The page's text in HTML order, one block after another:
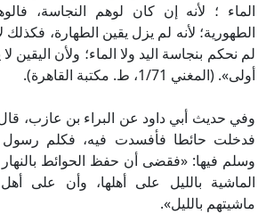
الماء ؛ لأنه إن كان لوهم النجاسة،
الطهورية؛ لأنه لم يزل يقين الطهارة، فكذلك
لم نحكم بنجاسة اليد ولا الماء؛ ولأن اليقين
أولى». (المغني 1/71، ط. مكتبة القاهرة).
وفي حديث أبي داود عن البراء بن عازب،
فدخلت حائطا فأفسدت فيه، فكلم رسول
وسلم فيها: «فقضى أن حفظ الحوائط
الماشية بالليل على أهلها، وأن على
ماشيتهم بالليل».